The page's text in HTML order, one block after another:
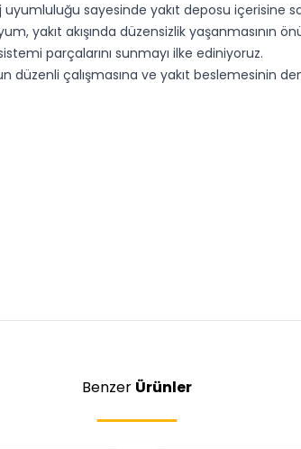
sayesinde yakıt deposu içerisine
yakıt akışında düzensizlik yaşanmasının
parçalarını sunmayı ilke ediniyoruz.
düzenli çalışmasına ve yakıt beslemesinin
Benzer Ürünler